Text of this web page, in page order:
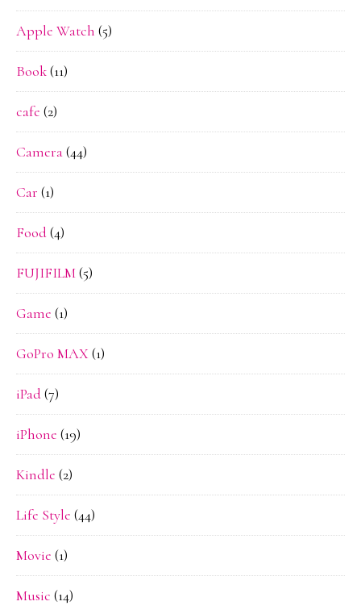
Apple Watch (5)
Book(11)
cafe (2)
Camera(44)
Car (1)
Food(4)
FUJIFILM(5)
Game (1)
GoPro MAX(1)
iPad(7)
iPhone (19)
Kindle (2)
Life Style (44)
Movie (1)
Music (14)